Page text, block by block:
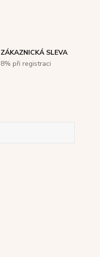
ZÁKAZNICKÁ SLEVA
8% při registraci